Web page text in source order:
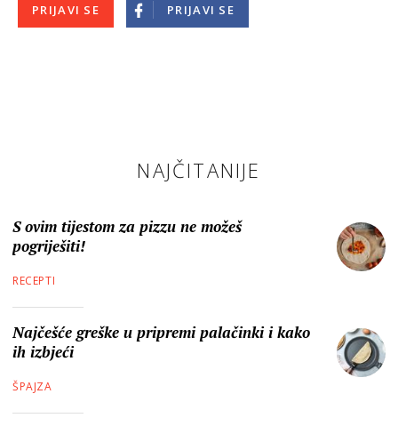
PRIJAVI SE PRIJAVI SE
NAJČITANIJE
S ovim tijestom za pizzu ne možeš
pogriješiti!
RECEPTI
Najčešće greške u pripremi palačinki i kako
ih izbjeći
ŠPAJZA